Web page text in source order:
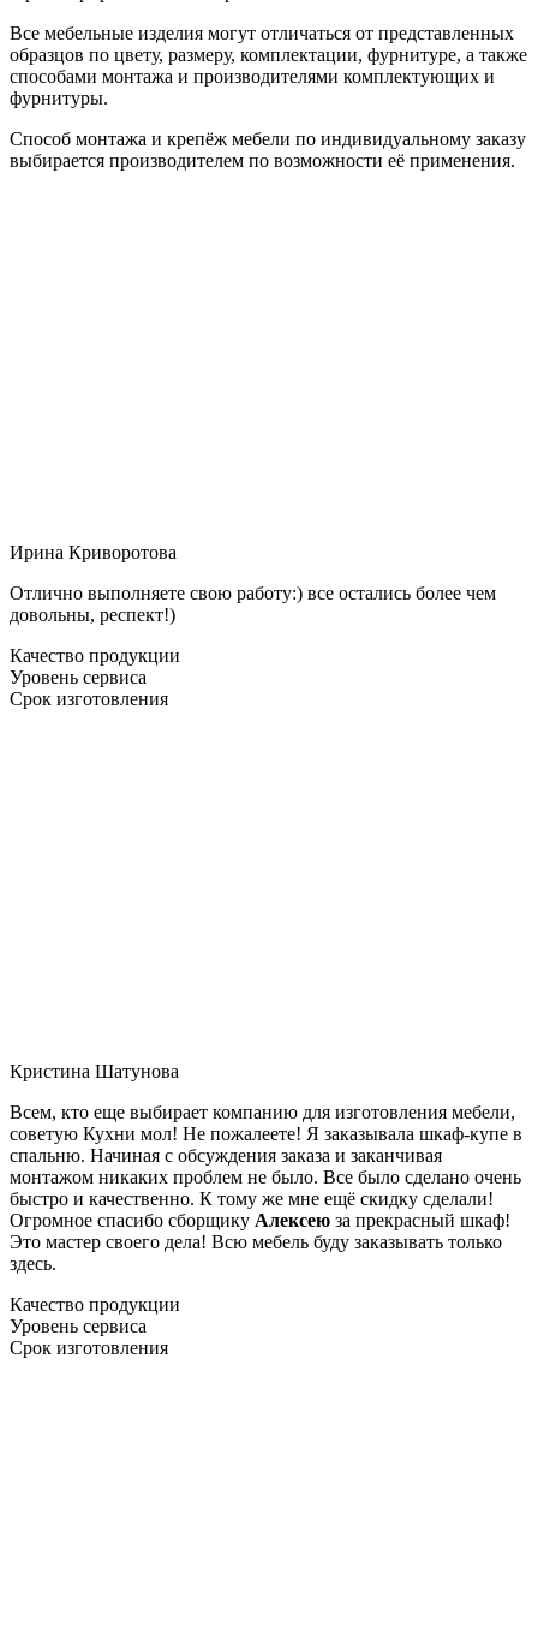
Все мебельные изделия могут отличаться от представленных
образцов по цвету, размеру, комплектации, фурнитуре, а также
способами монтажа и производителями комплектующих и
фурнитуры.
Способ монтажа и крепёж мебели по индивидуальному заказу
выбирается производителем по возможности её применения.
Ирина Криворотова
Отлично выполняете свою работу:) все остались более чем
довольны, респект!)
Качество продукции
Уровень сервиса
Срок изготовления
Кристина Шатунова
Всем, кто еще выбирает компанию для изготовления мебели,
советую Кухни мол! Не пожалеете! Я заказывала шкаф-купе в
спальню. Начиная с обсуждения заказа и заканчивая
монтажом никаких проблем не было. Все было сделано очень
быстро и качественно. К тому же мне ещё скидку сделали!
Огромное спасибо сборщику Алексею за прекрасный шкаф!
Это мастер своего дела! Всю мебель буду заказывать только
здесь.
Качество продукции
Уровень сервиса
Срок изготовления